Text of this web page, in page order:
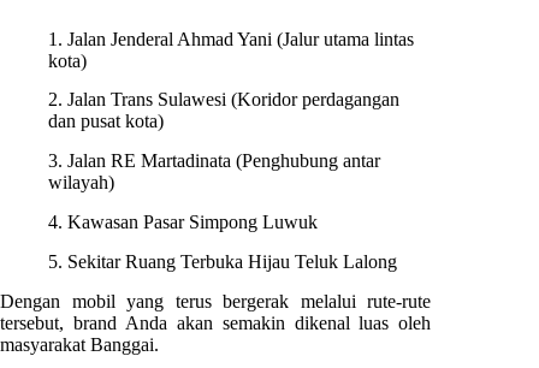
1. Jalan Jenderal Ahmad Yani (Jalur utama lintas
kota)
2. Jalan Trans Sulawesi (Koridor perdagangan
dan pusat kota)
3. Jalan RE Martadinata (Penghubung antar
wilayah)
4. Kawasan Pasar Simpong Luwuk
5. Sekitar Ruang Terbuka Hijau Teluk Lalong
Dengan mobil yang terus bergerak melalui rute-rute
tersebut, brand Anda akan semakin dikenal luas oleh
masyarakat Banggai.